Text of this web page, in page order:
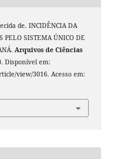
de. INCIDÊNCIA DA
PELO SISTEMA ÚNICO DE
Arquivos de Ciências
Disponível em:
view/3016. Acesso em: